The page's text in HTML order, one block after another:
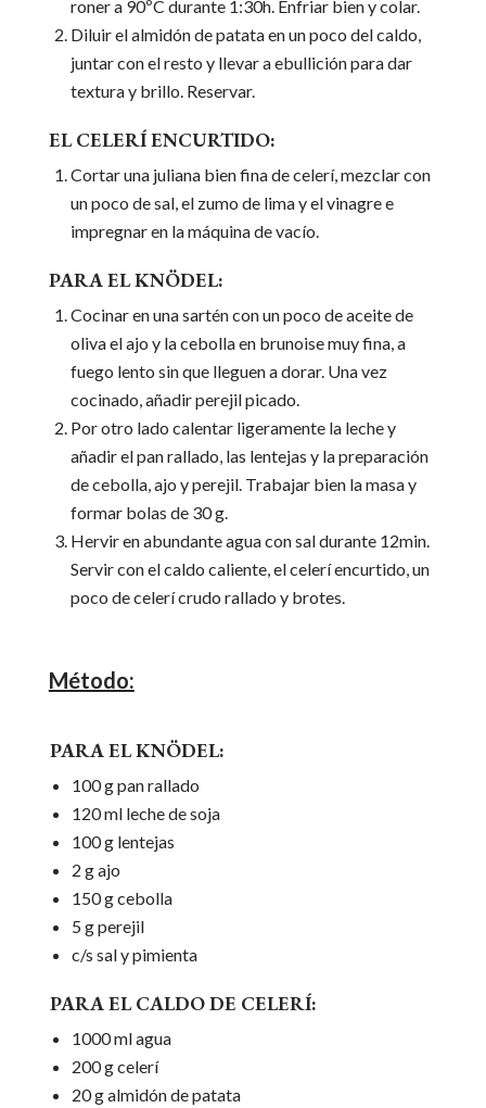
roner a 90ºC durante 1:30h. Enfriar bien y colar.
Diluir el almidón de patata en un poco del caldo,
juntar con el resto y llevar a ebullición para dar
textura y brillo. Reservar.
EL CELERÍ ENCURTIDO:
Cortar una juliana bien fina de celerí, mezclar con
un poco de sal, el zumo de lima y el vinagre e
impregnar en la máquina de vacío.
PARA EL KNÖDEL:
Cocinar en una sartén con un poco de aceite de
oliva el ajo y la cebolla en brunoise muy fina, a
fuego lento sin que lleguen a dorar. Una vez
cocinado, añadir perejil picado.
Por otro lado calentar ligeramente la leche y
añadir el pan rallado, las lentejas y la preparación
de cebolla, ajo y perejil. Trabajar bien la masa y
formar bolas de 30 g.
Hervir en abundante agua con sal durante 12min.
Servir con el caldo caliente, el celerí encurtido, un
poco de celerí crudo rallado y brotes.
Método:
PARA EL KNÖDEL:
100 g pan rallado
120 ml leche de soja
100 g lentejas
2 g ajo
150 g cebolla
5 g perejil
c/s sal y pimienta
PARA EL CALDO DE CELERÍ:
1000 ml agua
200 g celerí
20 g almidón de patata